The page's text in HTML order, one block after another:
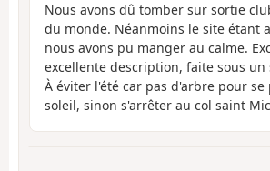
Nous avons dû tomber sur sortie
du monde. Néanmoins le site étant
nous avons pu manger au calme.
excellente description, faite sous un
À éviter l'été car pas d'arbre pour
soleil, sinon s'arrêter au col saint